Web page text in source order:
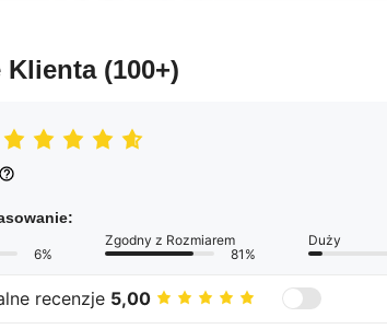
Klienta (100+)
6%
Zgodny z Rozmiarem
81%
Duży
recenzje 5,00